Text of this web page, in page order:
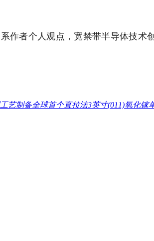
作者个人观点，宽禁带半导体技
艺制备全球首个直拉法3英寸(011)氧化镓